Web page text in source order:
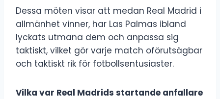
Dessa möten visar att medan Real Madrid i
allmänhet vinner, har Las Palmas ibland
lyckats utmana dem och anpassa sig
taktiskt, vilket gör varje match oförutsägbar
och taktiskt rik för fotbollsentusiaster.
Vilka var Real Madrids startande anfallare